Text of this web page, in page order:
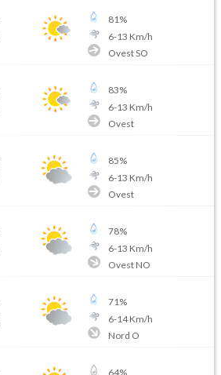
81%
6-13 Km/h
Ovest SO
83%
6-13 Km/h
Ovest
85%
6-13 Km/h
Ovest
78%
6-13 Km/h
Ovest NO
71%
6-14Km/h
Nord O
64%